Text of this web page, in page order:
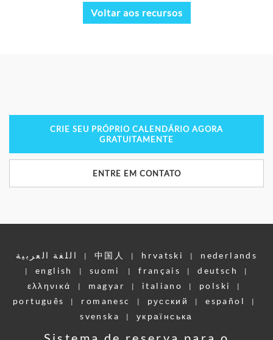
Voltar aos recursos
CRIE SEU PRÓPRIO CALENDÁRIO AGORA
GRATUITAMENTE
ENTRE EM CONTATO
اللغة العربية | 中国人 | hrvatski | nederlands
| english | suomi | français | deutsch |
ελληνικά | magyar | italiano | polski |
português | romanesc | pусский | español |
svenska | українська